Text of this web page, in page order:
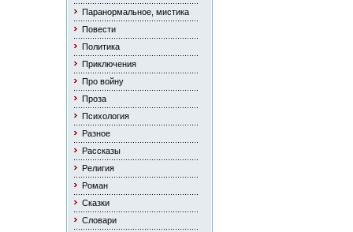
Паранормальное, мистика
Повести
Политика
Приключения
Про войну
Проза
Психология
Разное
Рассказы
Религия
Роман
Сказки
Словари